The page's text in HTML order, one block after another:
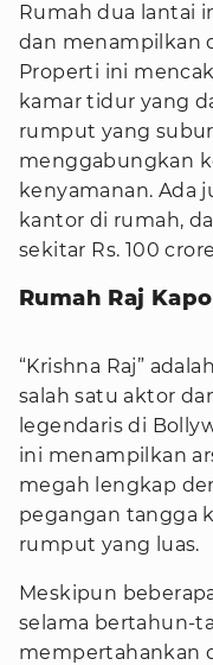
Rumah dua lantai
dan menampilkan
Properti ini
kamar tidur yang
rumput yang
menggabungkan
kenyamanan. Ada
kantor di rumah,
sekitar Rs. 100
Rumah Raj
“Krishna Raj”
salah satu aktor
legendaris di
ini menampilkan
megah lengkap
pegangan tangga
rumput yang luas.
Meskipun
selama bertahun-
mempertahankan